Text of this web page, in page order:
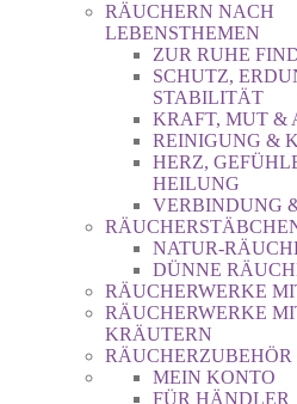
RÄUCHERN NACH
LEBENSTHEMEN
ZUR RUHE
SCHUTZ,
STABILITÄT
KRAFT, MUT &
REINIGUNG &
HERZ,
HEILUNG
VERBINDUNG
NATUR-
DÜNNE
RÄUCHERWERKE
RÄUCHERWERKE
KRÄUTERN
RÄUCHERZUBEHÖR
MEIN KONTO
FÜR HÄNDLER